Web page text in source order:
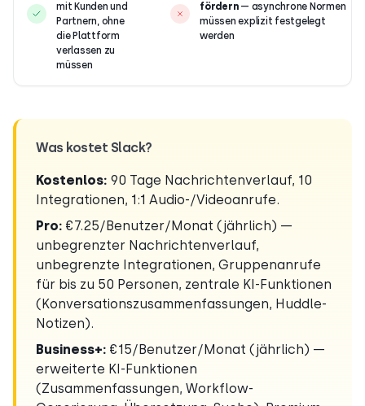
mit Kunden und
Partnern, ohne
die Plattform
verlassen zu
müssen
fördern— asynchrone Normen
müssen explizit festgelegt
werden
Was kostet Slack?
Kostenlos: 90 Tage Nachrichtenverlauf, 10
Integrationen, 1:1 Audio-/Videoanrufe.
Pro: €7.25/Benutzer/Monat (jährlich) —
unbegrenzter Nachrichtenverlauf,
unbegrenzte Integrationen, Gruppenanrufe
für bis zu 50 Personen, zentrale KI-Funktionen
(Konversationszusammenfassungen, Huddle-
Notizen).
Business+: €15/Benutzer/Monat (jährlich) —
erweiterte KI-Funktionen
(Zusammenfassungen, Workflow-